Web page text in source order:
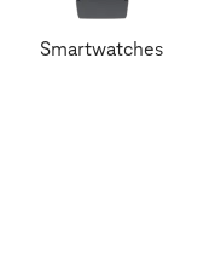
Smartwatches